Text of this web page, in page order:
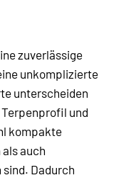
zuverlässige
unkomplizierte
unterscheiden
und
kompakte
auch
Dadurch